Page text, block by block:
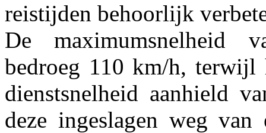
reistijden behoorlijk
De
bedroeg 110 km/h, terwijl
dienstsnelheid aanhield
deze ingeslagen weg